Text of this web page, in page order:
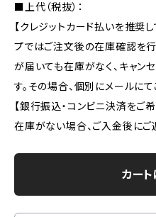
■上代（税抜）：
【クレジットカード払いを推奨
プではご注文後の在庫確認を
が届いても在庫がなく、キャン
す。その場合、個別にメールに
【銀行振込・コンビニ決済をご
在庫がない場合、ご入金後にご
カー